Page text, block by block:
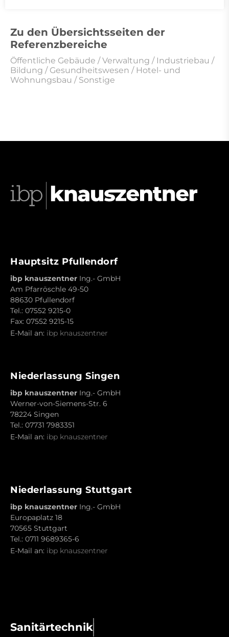
Zu den Übersichtsseiten der
Referenzbereiche
Öffentliche Gebäude / Verwaltung / Industriebau /
Bildung / Gesundheitswesen / Hotel- und
Wohnungsbau / Sonstige
Hauptsitz Pfullendorf
ibp knauszentner Ing.- GmbH
Am Pfarröschle 49-50
88630 Pfullendorf
Tel.: 07552 9215-0
Fax: 07552 9215-15
E-Mail an: ibp knauszentner
Niederlassung Singen
ibp knauszentner Ing.- GmbH
Werner-von-Siemens-Str. 6
78224 Singen
Tel.: 07731 7983351
E-Mail an: ibp knauszentner
Niederlassung Stuttgart
ibp knauszentner Ing.- GmbH
Europaplatz 18
70565 Stuttgart
Tel.: 0711 9689365-6
E-Mail an: ibp knauszentner
Sanitärtechnik